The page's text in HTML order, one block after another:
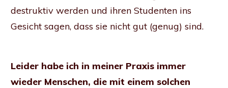
destruktiv werden und ihren Studenten ins
Gesicht sagen, dass sie nicht gut (genug) sind.
Leider habe ich in meiner Praxis immer
wieder Menschen, die mit einem solchen